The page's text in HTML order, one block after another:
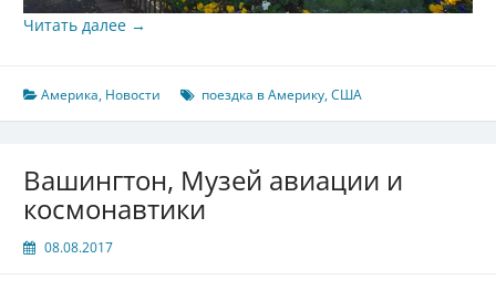
Читать далее →
Америка, Новости поездка в Америку,США
Вашингтон, Музей авиации и
космонавтики
08.08.2017